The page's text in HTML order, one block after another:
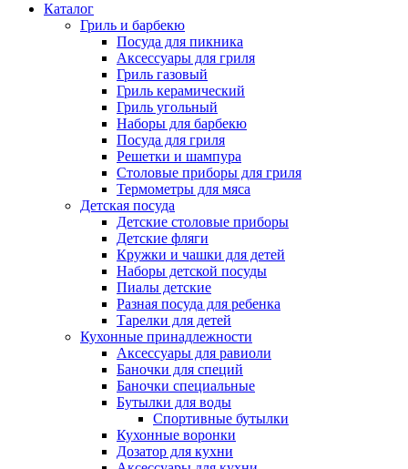
Каталог
Гриль и барбекю
Посуда для пикника
Аксессуары для гриля
Гриль газовый
Гриль керамический
Гриль угольный
Наборы для барбекю
Посуда для гриля
Решетки и шампура
Столовые приборы для гриля
Термометры для мяса
Детская посуда
Детские столовые приборы
Детские фляги
Кружки и чашки для детей
Наборы детской посуды
Пиалы детские
Разная посуда для ребенка
Тарелки для детей
Кухонные принадлежности
Аксессуары для равиоли
Баночки для специй
Баночки специальные
Бутылки для воды
Спортивные бутылки
Кухонные воронки
Дозатор для кухни